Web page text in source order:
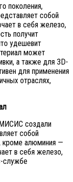
поколения,
собой
в себя железо,
получит
удешевит
может
а также для 3D-
для применения
отраслях,
МИСИС создали
собой
кроме алюминия —
в себя железо,
службе